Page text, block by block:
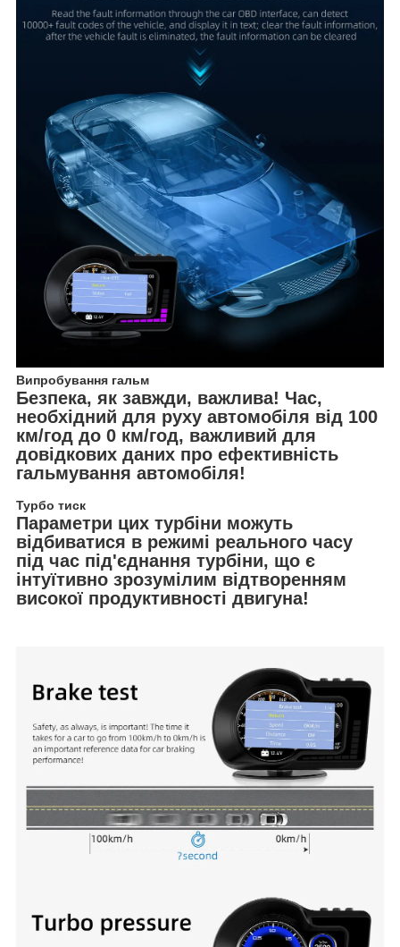
Випробування гальм
Безпека, як завжди, важлива! Час,
необхідний для руху автомобіля від 100
км/год до 0 км/год, важливий для
довідкових даних про ефективність
гальмування автомобіля!
Турбо тиск
Параметри цих турбіни можуть
відбиватися в режимі реального часу
під час під'єднання турбіни, що є
інтуїтивно зрозумілим відтворенням
високої продуктивності двигуна!